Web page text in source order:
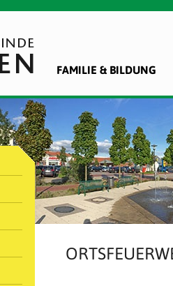
FAMILIE & BILDUNG